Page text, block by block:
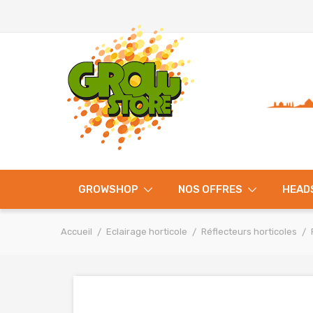
GROWSHOP NOS OFFRES
Accueil Eclairage horticole Réflecteurs horticoles